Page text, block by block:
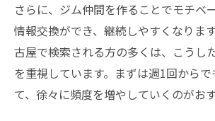
さらに、ジム仲間を作ることでモチベ
情報交換ができ、継続しやすくなりま
古屋で検索される方の多くは、こうし
を重視しています。まずは週1回から
て、徐々に頻度を増やしていくのがおす